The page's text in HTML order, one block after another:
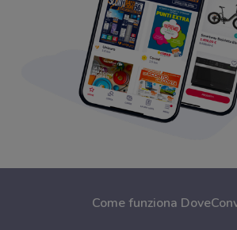
Come funziona